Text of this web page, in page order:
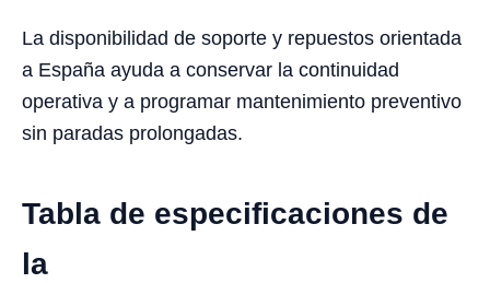
La disponibilidad de soporte y repuestos orientada
a España ayuda a conservar la continuidad
operativa y a programar mantenimiento preventivo
sin paradas prolongadas.
Tabla de especificaciones de
la